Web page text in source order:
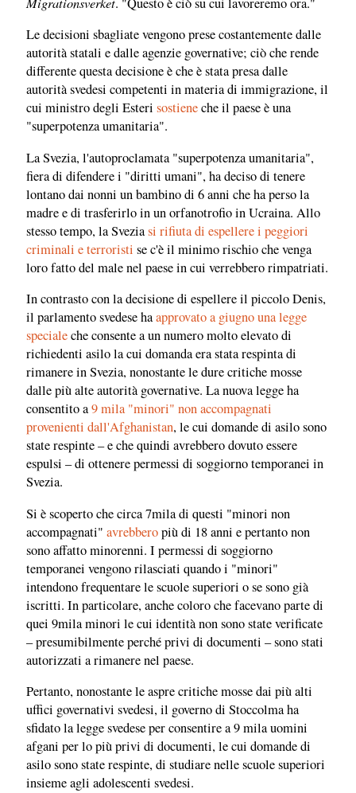
Le decisioni sbagliate vengono prese costantemente dalle
autorità statali e dalle agenzie governative; ciò che rende
differente questa decisione è che è stata presa dalle
autorità svedesi competenti in materia di immigrazione, il
cui ministro degli Esteri sostieneche il paese è una
"superpotenza umanitaria".
La Svezia, l'autoproclamata "superpotenza umanitaria",
fiera di difendere i "diritti umani", ha deciso di tenere
lontano dai nonni un bambino di 6 anni che ha perso la
madre e di trasferirlo in un orfanotrofio in Ucraina. Allo
stesso tempo, la Sveziasi rifiuta di espellere i peggiori
criminali e terroristi se c'è il minimo rischio che venga
loro fatto del male nel paese in cui verrebbero rimpatriati.
In contrasto con la decisione di espellere il piccolo Denis,
il parlamento svedese haapprovato a giugno una legge
specialeche consente a un numero molto elevato di
richiedenti asilo la cui domanda era stata respinta di
rimanere in Svezia, nonostante le dure critiche mosse
dalle più alte autorità governative. La nuova legge ha
consentito a9 mila "minori" non accompagnati
provenienti dall'Afghanistan, le cui domande di asilo sono
state respinte – e che quindi avrebbero dovuto essere
espulsi – di ottenere permessi di soggiorno temporanei in
Svezia.
Si è scoperto che circa 7mila di questi "minori non
accompagnati" avrebberopiù di 18 anni e pertanto non
sono affatto minorenni. I permessi di soggiorno
temporanei vengono rilasciati quando i "minori"
intendono frequentare le scuole superiori o se sono già
iscritti. In particolare, anche coloro che facevano parte di
quei 9mila minori le cui identità non sono state verificate
– presumibilmente perché privi di documenti – sono stati
autorizzati a rimanere nel paese.
Pertanto, nonostante le aspre critiche mosse dai più alti
uffici governativi svedesi, il governo di Stoccolma ha
sfidato la legge svedese per consentire a 9 mila uomini
afgani per lo più privi di documenti, le cui domande di
asilo sono state respinte, di studiare nelle scuole superiori
insieme agli adolescenti svedesi.